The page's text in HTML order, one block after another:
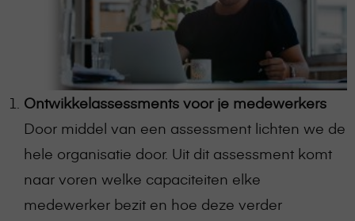
Ontwikkelassessments voor je medewerkers
Door middel van een assessment lichten we de
hele organisatie door. Uit dit assessment komt
naar voren welke capaciteiten elke
medewerker bezit en hoe deze verder